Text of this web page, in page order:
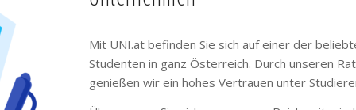
Mit UNI.at befinden Sie sich auf einer der
Studenten in ganz Österreich. Durch unseren
genießen wir ein hohes Vertrauen unter